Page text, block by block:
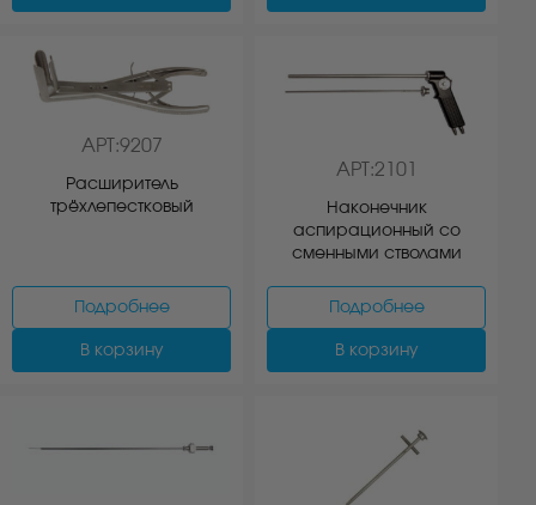
АРТ:9207
Расширитель
трёхлепестковый
Подробнее
В корзину
АРТ:2101
Наконечник
аспирационный со
сменными стволами
Подробнее
В корзину